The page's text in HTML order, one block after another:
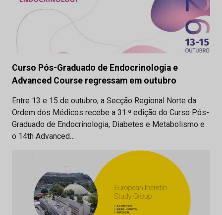
Curso Pós-Graduado de Endocrinologia e
Advanced Course regressam em outubro
Entre 13 e 15 de outubro, a Secção Regional Norte da
Ordem dos Médicos recebe a 31.ª edição do Curso Pós-
Graduado de Endocrinologia, Diabetes e Metabolismo e
o 14th Advanced…